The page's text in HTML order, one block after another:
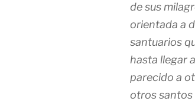
de sus
orientada a
santuarios
hasta llegar
parecido a
otros santos